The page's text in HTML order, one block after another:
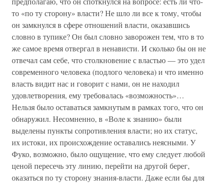
то «по ту сторону» власти? Не шло ли все к тому, чтобы
он замкнулся в сфере отношений власти, оказавшись
словно в тупике? Он был словно заворожен тем, что в то
же самое время отвергал в ненависти. И сколько бы он не
отвечал сам себе, что столкновение с властью — это удел
современного человека (подлого человека) и что именно
власть видит нас и говорит с нами, он не находил
удовлетворения, ему требовалась «возможность»…
Нельзя было оставаться замкнутым в рамках того, что он
обнаружил. Несомненно, в «Воле к знанию» были
выделены пункты сопротивления власти; но их статус,
их истоки, их происхождение оставались неясными. У
Фуко, возможно, было ощущение, что ему следует любой
ценой пересечь эту линию, перейти на другой берег,
оказаться по ту сторону знания-власти. Даже если бы для